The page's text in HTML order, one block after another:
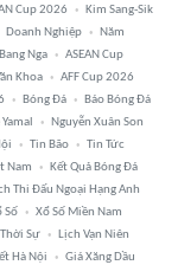
Cup 2026
Kim Sang-Sik
Doanh Nghiệp
Năm
Nga
ASEAN Cup
Khoa
AFF Cup 2026
Bóng Đá
Báo Bóng Đá
Nguyễn Xuân Son
Tin Bão
Tin Tức
Nam
Kết Quả Bóng Đá
Thi Đấu Ngoại Hạng Anh
Số
Xổ Số Miền Nam
Thời Sự
Lịch Vạn Niên
Hà Nội Giá Xăng Dầu